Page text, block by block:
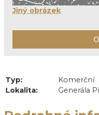
Jiný obrázek
Typ:
Komerční
Lokalita:
Generála